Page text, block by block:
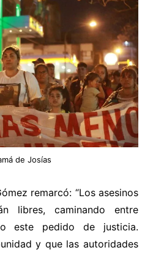
de Josías
remarcó: “Los asesinos
libres, caminando entre
este pedido de justicia.
y que las autoridades